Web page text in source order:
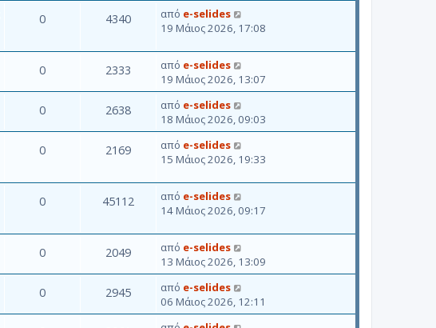
0 4340 από e-selides
19 Μάιος 2026, 17:08
0 2333 από e-selides
19 Μάιος 2026, 13:07
0 2638 από e-selides
18 Μάιος 2026, 09:03
0 2169 από e-selides
15 Μάιος 2026, 19:33
0 45112 από e-selides
14 Μάιος 2026, 09:17
0 2049 από e-selides
13 Μάιος 2026, 13:09
0 2945 από e-selides
06 Μάιος 2026, 12:11